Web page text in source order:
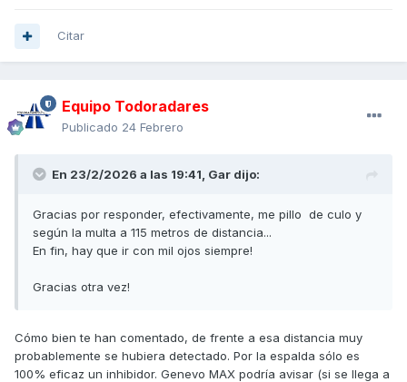
Citar
Equipo Todoradares
Publicado 24 Febrero
En 23/2/2026 a las 19:41, Gar dijo:
Gracias por responder, efectivamente, me pillo de culo y
según la multa a 115 metros de distancia...
En fin, hay que ir con mil ojos siempre!
Gracias otra vez!
Cómo bien te han comentado, de frente a esa distancia muy
probablemente se hubiera detectado. Por la espalda sólo es
100% eficaz un inhibidor. Genevo MAX podría avisar (si se llega a